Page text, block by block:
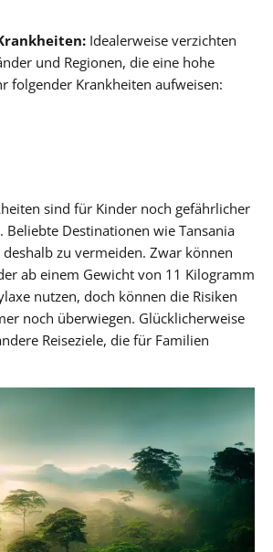
Idealerweise verzichten
und Regionen, die eine hohe
folgender Krankheiten aufweisen:
sind für Kinder noch gefährlicher
Beliebte Destinationen wie Tansania
zu vermeiden. Zwar können
ab einem Gewicht von 11 Kilogramm
nutzen, doch können die Risiken
noch überwiegen. Glücklicherweise
Reiseziele, die für Familien